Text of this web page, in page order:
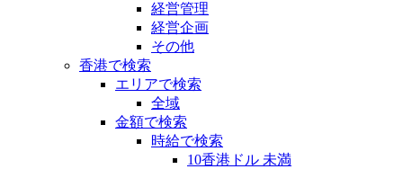
経営管理
経営企画
その他
香港で検索
エリアで検索
全域
金額で検索
時給で検索
10香港ドル 未満